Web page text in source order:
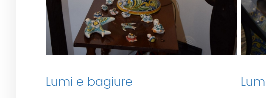
Lumi e bagiure